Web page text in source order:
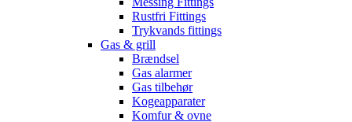
Rustfri Fittings
Trykvands fittings
Gas & grill
Brændsel
Gas alarmer
Gas tilbehør
Kogeapparater
Komfur & ovne